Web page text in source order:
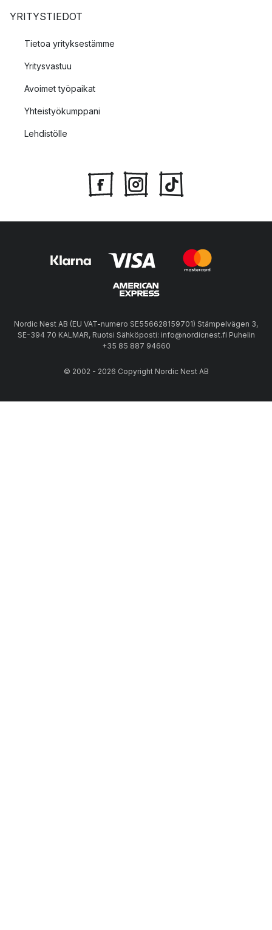
YRITYSTIEDOT
Tietoa yrityksestämme
Yritysvastuu
Avoimet työpaikat
Yhteistyökumppani
Lehdistölle
Nordic Nest AB (EU VAT-numero SE556628159701) Stämpelvägen 3,
SE-394 70 KALMAR, Ruotsi Sähköposti: info@nordicnest.fi Puhelin
+35 85 887 94660
© 2002 - 2026 Copyright Nordic Nest AB